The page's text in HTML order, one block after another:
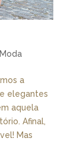
Moda
a
elegantes
aquela
Afinal,
Mas